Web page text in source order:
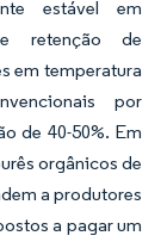
estável em
retenção de
em temperatura
por
de 40-50%. Em
orgânicos de
a produtores
a pagar um